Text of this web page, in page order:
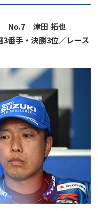
No.7 津田 拓也
番手・決勝3位／レース